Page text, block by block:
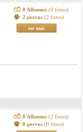
0 Albumes (0 fotos)
2 perros (2 fotos)
ver mas
0 Albumes (2 fotos)
0 perros (0 fotos)